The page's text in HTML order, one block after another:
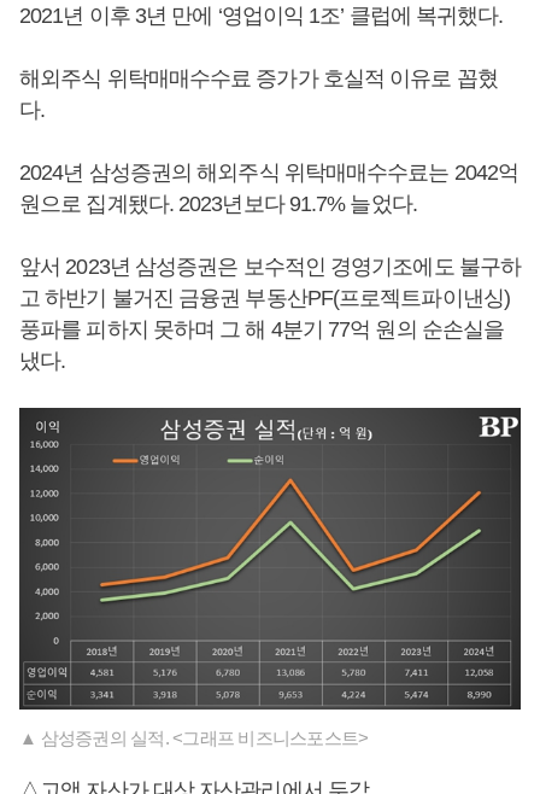
2021년 이후 3년 만에 ‘영업이익 1조’ 클럽에 복귀했다.
해외주식 위탁매매수수료 증가가 호실적 이유로 꼽혔
다.
2024년 삼성증권의 해외주식 위탁매매수수료는 2042억
원으로 집계됐다. 2023년보다 91.7% 늘었다.
앞서 2023년 삼성증권은 보수적인 경영기조에도 불구하
고 하반기 불거진 금융권 부동산PF(프로젝트파이낸싱)
풍파를 피하지 못하며 그 해 4분기 77억 원의 순손실을
냈다.
▲ 삼성증권의 실적. <그래프 비즈니스포스트>